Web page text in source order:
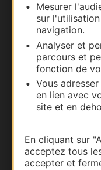
Mesurer
sur
navigation.
Analyser et
parcours et
fonction de
Vous
en lien avec
site et en
En cliquant sur
acceptez tous
accepter et
Thermalisme
Business/Mice
Site presse et
Voyagistes